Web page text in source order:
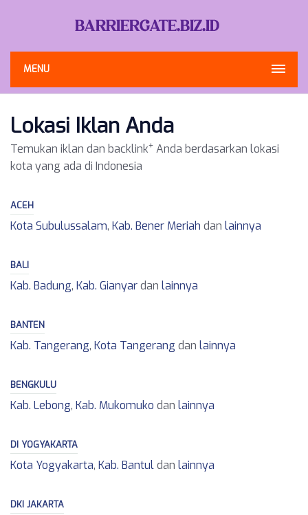
MENU
Lokasi Iklan Anda
Temukan iklan dan backlink+ Anda berdasarkan lokasi
kota yang ada di Indonesia
ACEH
Kota Subulussalam, Kab. Bener Meriah dan lainnya
BALI
Kab. Badung, Kab. Gianyardan lainnya
BANTEN
Kab. Tangerang, Kota Tangerang dan lainnya
BENGKULU
Kab. Lebong, Kab. Mukomuko dan lainnya
DI YOGYAKARTA
Kota Yogyakarta, Kab. Bantuldan lainnya
DKI JAKARTA